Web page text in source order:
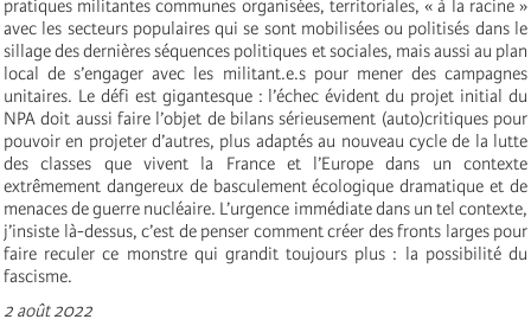
pratiques militantes communes organisées, territoriales, « à la racine »
avec les secteurs populaires qui se sont mobilisées ou politisés dans le
sillage des dernières séquences politiques et sociales, mais aussi au plan
local de s’engager avec les militant.e.s pour mener des campagnes
unitaires. Le défi est gigantesque : l’échec évident du projet initial du
NPA doit aussi faire l’objet de bilans sérieusement (auto)critiques pour
pouvoir en projeter d’autres, plus adaptés au nouveau cycle de la lutte
des classes que vivent la France et l’Europe dans un contexte
extrêmement dangereux de basculement écologique dramatique et de
menaces de guerre nucléaire. L’urgence immédiate dans un tel contexte,
j’insiste là-dessus, c’est de penser comment créer des fronts larges pour
faire reculer ce monstre qui grandit toujours plus : la possibilité du
fascisme.
2 août 2022